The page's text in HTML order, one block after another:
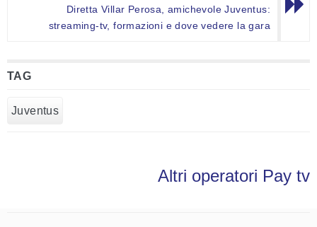
Diretta Villar Perosa, amichevole Juventus:
streaming-tv, formazioni e dove vedere la gara
TAG
Juventus
Altri operatori Pay tv